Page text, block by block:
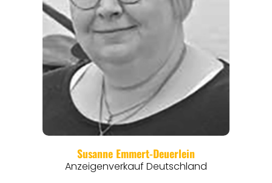
ORTE
EVENTS
REISEFÜHRER
REISEMAGAZINE